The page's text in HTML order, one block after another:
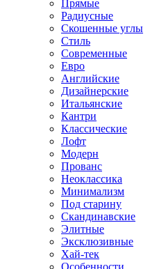
Прямые
Радиусные
Скошенные углы
Стиль
Современные
Евро
Английские
Дизайнерские
Итальянские
Кантри
Классические
Лофт
Модерн
Прованс
Неоклассика
Минимализм
Под старину
Скандинавские
Элитные
Эксклюзивные
Хай-тек
Особенности